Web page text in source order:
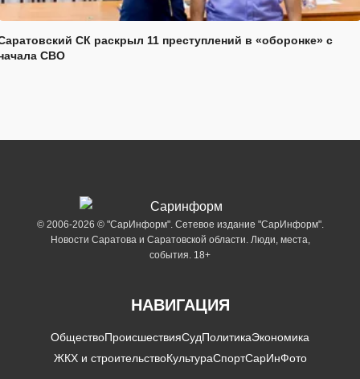
СК раскрыл 11 преступлений в «оборонке» с
СВО
© 2006-2026 © "СарИнформ". Сетевое издание "СарИнформ".
Новости Саратова и Саратовской области. Люди, места,
события. 18+
НАВИГАЦИЯ
ОбществоПроисшествияСудПолитикаЭкономика
ЖКХ и строительствоКультураСпортСарИнФото